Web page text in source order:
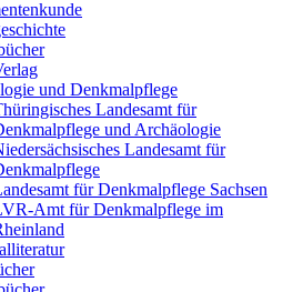
und Denkmalpflege
Landesamt für
und Archäologie
Landesamt für
für Denkmalpflege Sachsen
Amt für Denkmalpflege im